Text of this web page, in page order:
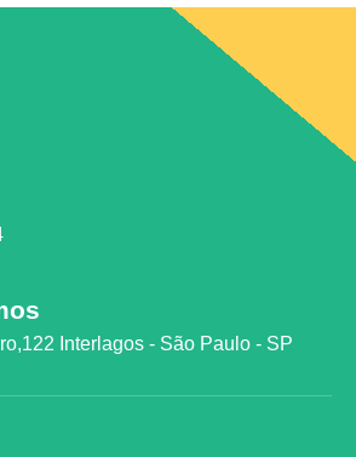
Interlagos - São Paulo - SP